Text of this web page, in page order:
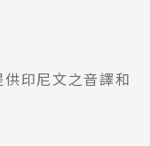
印尼文之音譯和